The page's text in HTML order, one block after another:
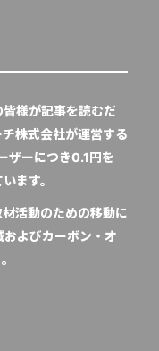
様が記事を読むだ
株式会社が運営する
ザーにつき0.1円を
ます。
活動のための移動に
よびカーボン・オ